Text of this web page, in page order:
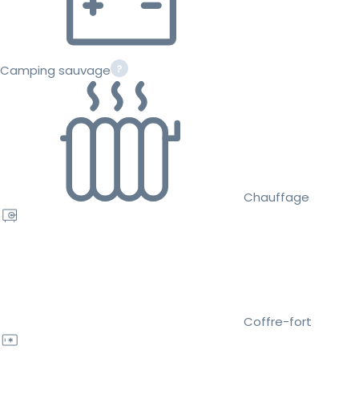
Camping sauvage
Chauffage
Coffre-fort